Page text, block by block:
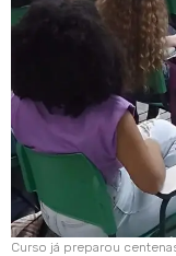
Curso já preparou